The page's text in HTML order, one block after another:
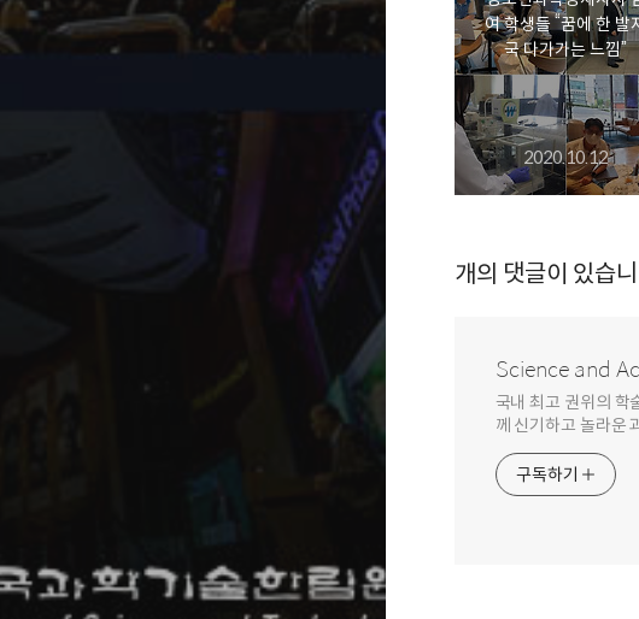
여 학생들 “꿈에 한 발
국 다가가는 느낌”
2020.10.12
개의 댓글이 있습
Science and
국내 최고 권위의 학
께 신기하고 놀라운
구독하기